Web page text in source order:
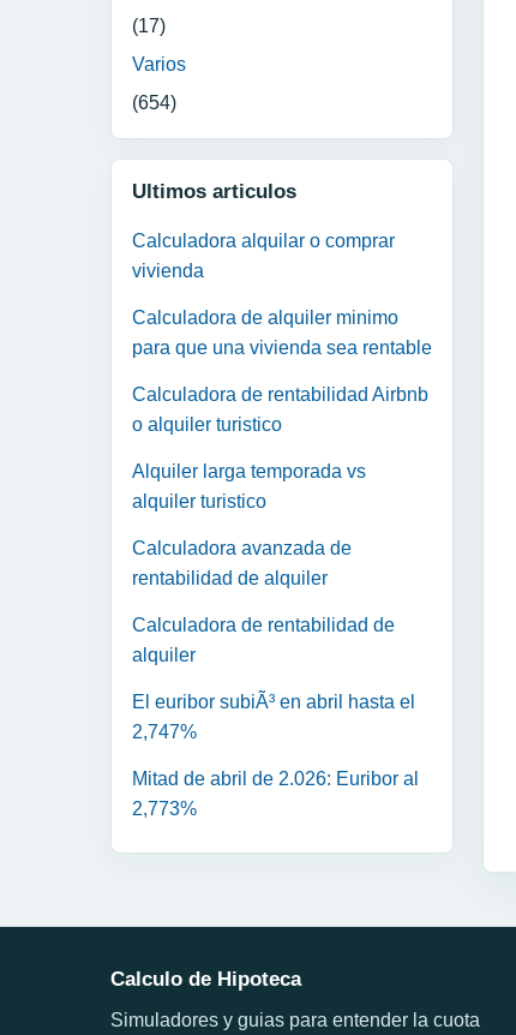
(17)
Varios
(654)
Ultimos articulos
Calculadora alquilar o comprar
vivienda
Calculadora de alquiler minimo
para que una vivienda sea rentable
Calculadora de rentabilidad Airbnb
o alquiler turistico
Alquiler larga temporada vs
alquiler turistico
Calculadora avanzada de
rentabilidad de alquiler
Calculadora de rentabilidad de
alquiler
El euribor subiÃ³ en abril hasta el
2,747%
Mitad de abril de 2.026: Euribor al
2,773%
Calculo de Hipoteca
Simuladores y guias para entender la cuota